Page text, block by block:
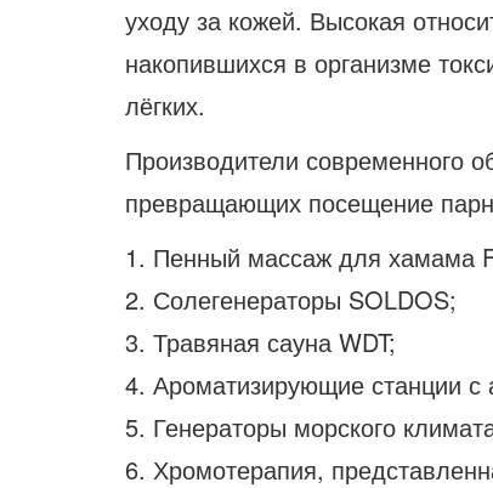
уходу за кожей. Высокая
накопившихся в организме
лёгких.
Производители современного
превращающих посещение
1. Пенный массаж для хамама
2. Солегенераторы SOLDOS;
3. Травяная сауна WDT;
4. Ароматизирующие станции с
5. Генераторы морского
6. Хромотерапия,